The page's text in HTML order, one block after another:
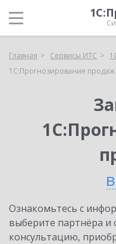
Главная Сервисы ИТС
1С:Прогнозирование продаж
Ознакомьтесь с
выберите партнёра и
консультацию,